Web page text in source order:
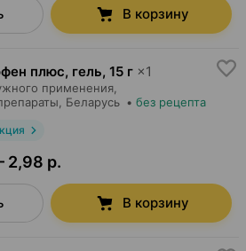
В корзину
плюс, гель, 15 г ×1
применения,
, Беларусь • без рецепта
2,98 р.
В корзину